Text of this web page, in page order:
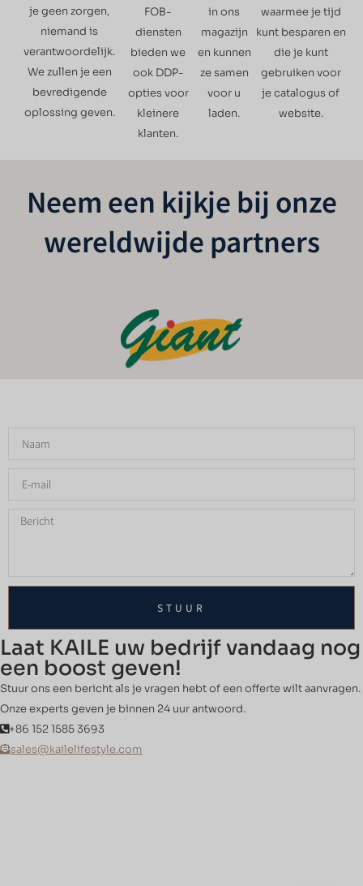
je geen zorgen,
niemand is
verantwoordelijk.
We zullen je een
bevredigende
oplossing geven.
FOB-
diensten
bieden we
ook DDP-
opties voor
kleinere
klanten.
in ons
magazijn
en kunnen
ze samen
voor u
laden.
waarmee je tijd
kunt besparen en
die je kunt
gebruiken voor
je catalogus of
website.
Neem een kijkje bij onze
wereldwijde partners
STUUR
Laat KAILE uw bedrijf vandaag nog
een boost geven!
Stuur ons een bericht als je vragen hebt of een offerte wilt aanvragen.
Onze experts geven je binnen 24 uur antwoord.
+86 152 1585 3693
sales@kailelifestyle.com